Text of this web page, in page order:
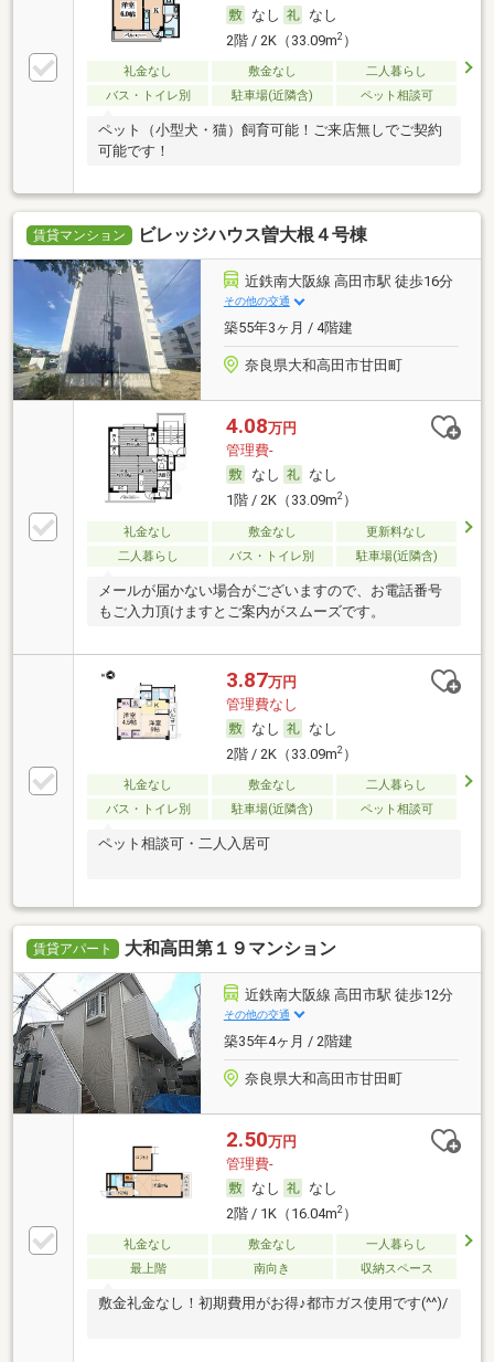
なし
なし
2階 / 2K（33.09m2）
礼金なし 敷金なし
二人暮らし
バス・トイレ別
駐車場(近隣含) ペット相談可
ペット（小型犬・猫）飼育可能！ご来店無しでご契約
可能です！
賃貸マンション ビレッジハウス曽大根４号棟
近鉄南大阪線 高田市駅 徒歩16分
その他の交通
築55年3ヶ月 / 4階建
奈良県大和高田市甘田町
4.08万円
管理費-
なし
なし
1階 / 2K（33.09m2）
礼金なし 敷金なし
更新料なし
二人暮らし
バス・トイレ別 駐車場(近隣含)
メールが届かない場合がございますので、お電話番号
もご入力頂けますとご案内がスムーズです。
3.87万円
管理費なし
なし
なし
2階 / 2K（33.09m2）
礼金なし 敷金なし
二人暮らし
バス・トイレ別
駐車場(近隣含) ペット相談可
ペット相談可・二人入居可
賃貸アパート 大和高田第１９マンション
近鉄南大阪線 高田市駅 徒歩12分
その他の交通
築35年4ヶ月 / 2階建
奈良県大和高田市甘田町
2.50万円
管理費-
なし
なし
2階 / 1K（16.04m2）
礼金なし 敷金なし
一人暮らし
最上階
南向き 収納スペース
敷金礼金なし！初期費用がお得♪都市ガス使用です(^^)/